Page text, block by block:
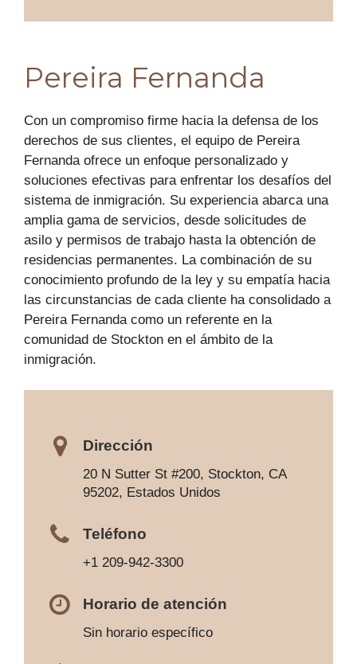
Pereira Fernanda
Con un compromiso firme hacia la defensa de los
derechos de sus clientes, el equipo de Pereira
Fernanda ofrece un enfoque personalizado y
soluciones efectivas para enfrentar los desafíos del
sistema de inmigración. Su experiencia abarca una
amplia gama de servicios, desde solicitudes de
asilo y permisos de trabajo hasta la obtención de
residencias permanentes. La combinación de su
conocimiento profundo de la ley y su empatía hacia
las circunstancias de cada cliente ha consolidado a
Pereira Fernanda como un referente en la
comunidad de Stockton en el ámbito de la
inmigración.
Dirección
20 N Sutter St #200, Stockton, CA
95202, Estados Unidos
Teléfono
+1 209-942-3300
Horario de atención
Sin horario específico